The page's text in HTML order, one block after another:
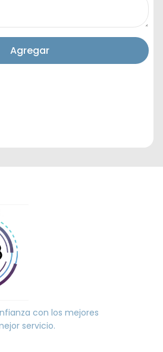
Agregar
con los mejores
servicio.